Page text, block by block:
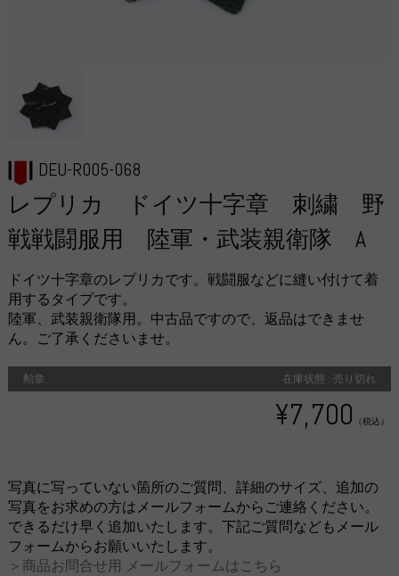
DEU-R005-068
レプリカ ドイツ十字章 刺繍 野
戦戦闘服用 陸軍・武装親衛隊 A
ドイツ十字章のレプリカです。戦闘服などに縫い付けて着
用するタイプです。
陸軍、武装親衛隊用。中古品ですので、返品はできませ
ん。ご了承くださいませ。
勲章 在庫状態 : 売り切れ
¥7,700 （税込）
写真に写っていない箇所のご質問、詳細のサイズ、追加の
写真をお求めの方はメールフォームからご連絡ください。
できるだけ早く追加いたします。下記ご質問などもメール
フォームからお願いいたします。
＞商品お問合せ用 メールフォームはこちら